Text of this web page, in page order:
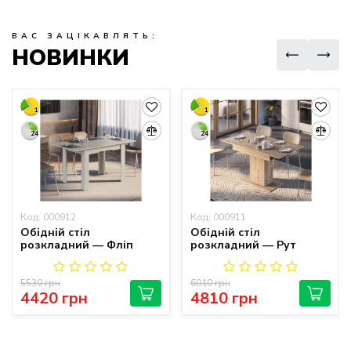
ВАС ЗАЦІКАВЛЯТЬ:
НОВИНКИ
1
24
Код: 000912
Обідній стіл
розкладний — Фліп
4420 грн
5530 грн
1
24
Код: 000911
Обідній стіл
розкладний — Рут
4810 грн
6010 грн